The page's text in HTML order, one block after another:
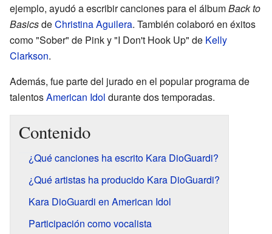
ejemplo, ayudó a escribir canciones para el álbumBack to
BasicsdeChristina Aguilera. También colaboró en éxitos
como "Sober" de Pink y "I Don't Hook Up" de Kelly
Clarkson.
Además, fue parte del jurado en el popular programa de
talentosAmerican Idol durante dos temporadas.
Contenido
¿Qué canciones ha escrito Kara DioGuardi?
¿Qué artistas ha producido Kara DioGuardi?
Kara DioGuardi en American Idol
Participación como vocalista